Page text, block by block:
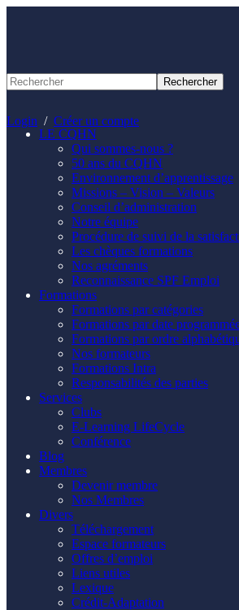
Login / Créer un compte
LE CQHN
Qui sommes-nous ?
50 ans du CQHN
Environnement d’apprentissage
Missions – Vision – Valeurs
Conseil d’administration
Notre équipe
Procédure de suivi de la
Les chèques formations
Nos agréments
Reconnaissance SPF Emploi
Formations
Formations par catégories
Formations par date
Formations par ordre
Nos formateurs
Formations Intra
Responsabilités des parties
Services
Clubs
E-Learning LifeCycle
Conférence
Blog
Membres
Devenir membre
Nos Membres
Divers
Téléchargement
Espace formateurs
Offres d’emploi
Liens utiles
Lexique
Crédit-Adaptation
Panneau de gestion des cookies